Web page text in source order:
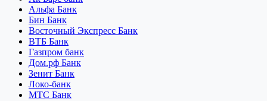
Альфа Банк
Бин Банк
Восточный Экспресс Банк
ВТБ Банк
Газпром банк
Дом.рф Банк
Зенит Банк
Локо-банк
МТС Банк